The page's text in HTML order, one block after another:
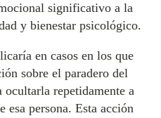
significativo a la
y bienestar psicológico.
en casos en los que
sobre el paradero del
ocultarla repetidamente a
esa persona. Esta acción